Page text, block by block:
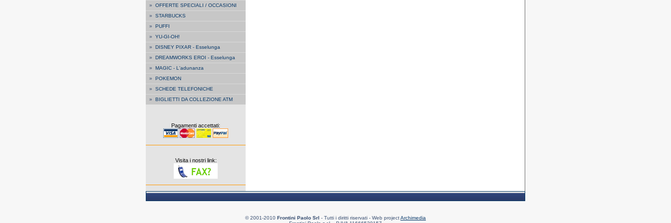
» OFFERTE SPECIALI / OCCASIONI
» STARBUCKS
» PUFFI
» YU-GI-OH!
» DISNEY PIXAR - Esselunga
» DREAMWORKS EROI - Esselunga
» MAGIC - L'adunanza
» POKEMON
» SCHEDE TELEFONICHE
» BIGLIETTI DA COLLEZIONE ATM
Pagamenti accettati:
Visita i nostri link:
© 2001-2010 Frontini Paolo Srl - Tutti i diritti riservati - Web projectArchimedia